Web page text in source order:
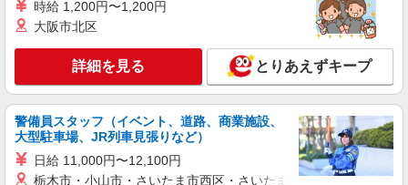
+゜・。○。・゜+゜ 入社祝い金10万円支給(規定
有) ゜・。○。・゜+゜・。○。・゜+゜
キープ 詳細を見る
株式会社シエロ
【au】人気機種に詳しくなれる携帯販売
時給1400〜1600円（経験・能力による） ※残
業代支給 ★交通費別途支給（規定あり） ゜
+゜・。○。・゜+゜・。○。・゜+゜ 入社祝い金10
万円支給(規定有) お友達を紹介頂くと, インセンテ
愛知県稲沢市の携帯ショップ
時給 1,200円〜1,200円
大阪市北区
詳細を見る とりあえずキープ
警備員スタッフ（イベント、道路、商業施設、
大型駐車場、JR列車見張りなど）
日給 11,000円〜12,100円
栃木市・小山市・さいたま市西区・さいたま市岩槻区・久喜市・